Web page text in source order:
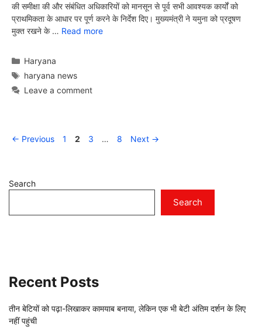
की समीक्षा की और संबंधित अधिकारियों को मानसून से पूर्व सभी आवश्यक कार्यों को
प्राथमिकता के आधार पर पूर्ण करने के निर्देश दिए। मुख्यमंत्री ने यमुना को प्रदूषण
मुक्त रखने के … Read more
Categories
Haryana
Tags
haryana news
Leave a comment
← Previous Page
1 Page
2 Page
3 … Page
8 Next →
Search
Search
Recent Posts
तीन बेटियों को पढ़ा-लिखाकर कामयाब बनाया, लेकिन एक भी बेटी अंतिम दर्शन के लिए
नहीं पहुंची